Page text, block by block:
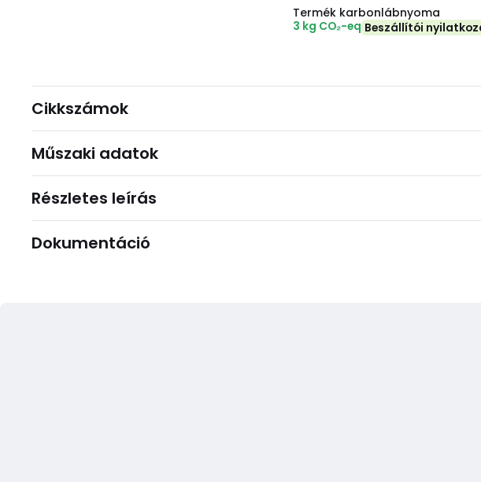
Termék karbonlábnyoma
3 kg CO₂-eq Beszállítói
Cikkszámok
Műszaki adatok
Részletes leírás
Dokumentáció